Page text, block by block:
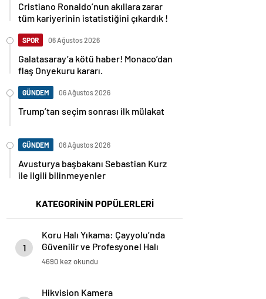
Cristiano Ronaldo’nun akıllara zarar
tüm kariyerinin istatistiğini çıkardık !
SPOR 06 Ağustos 2026
Galatasaray’a kötü haber! Monaco’dan
flaş Onyekuru kararı.
GÜNDEM 06 Ağustos 2026
Trump’tan seçim sonrası ilk mülakat
GÜNDEM 06 Ağustos 2026
Avusturya başbakanı Sebastian Kurz
ile ilgili bilinmeyenler
KATEGORİNİN POPÜLERLERİ
1
Koru Halı Yıkama: Çayyolu’nda
Güvenilir ve Profesyonel Halı
Temizliği
4690 kez okundu
Hikvision Kamera